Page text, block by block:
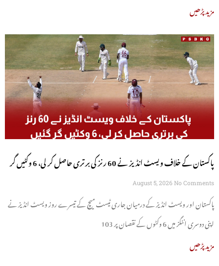
مزید پڑھیں
پاکستان کے خلاف ویسٹ انڈیز نے 60 رنز کی برتری حاصل کر لی، 6 وکٹیں گر
گئیں
August 5, 2026 No Comments
پاکستان اور ویسٹ انڈیز کے درمیان جاری ٹیسٹ میچ کے تیسرے روز ویسٹ انڈیز نے
اپنی دوسری اننگز میں 6 وکٹوں کے نقصان پر 103
مزید پڑھیں